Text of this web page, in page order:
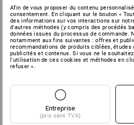
SERVICE 02
SERVICE
ENTREPRISES
INFORMATION
Afin de vous proposer du contenu
consentement. En cliquant sur le bouton «
des informations sur vos interactions sur
d'autres méthodes (y compris des procédés
données issues du processus de commande.
notamment aux fins suivantes : offres et
recommandations de produits ciblées, études
publicités et contenus. Si vous ne le
l'utilisation de ces cookies et méthodes en
refuser ».
Entreprise
(prix sans TVA)